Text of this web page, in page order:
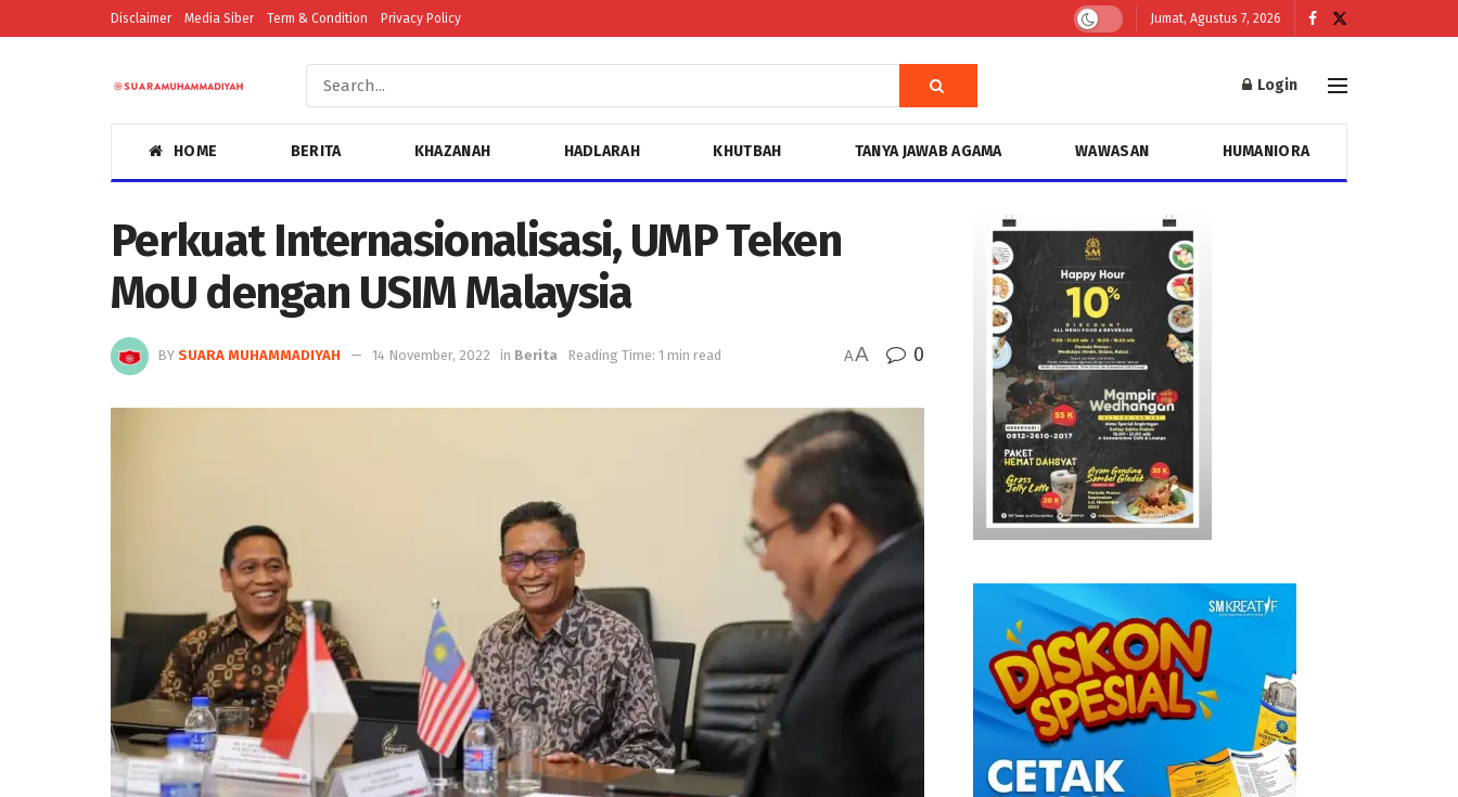
Disclaimer Media Siber Term & Condition Privacy Policy Jumat, Agustus 7, 2026
Login
HOME BERITA KHAZANAH HADLARAH KHUTBAH TANYA JAWAB AGAMA WAWASAN HUMANIORA
Perkuat Internasionalisasi, UMP Teken
MoU dengan USIM Malaysia
BY SUARA MUHAMMADIYAH 14 November, 2022 in Berita Reading Time: 1 min read AA 0